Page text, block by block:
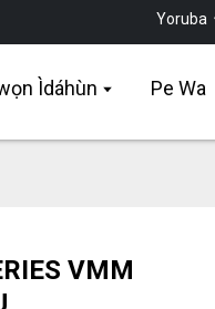
Yoruba
Ìdáhùn Pe Wa
VMM